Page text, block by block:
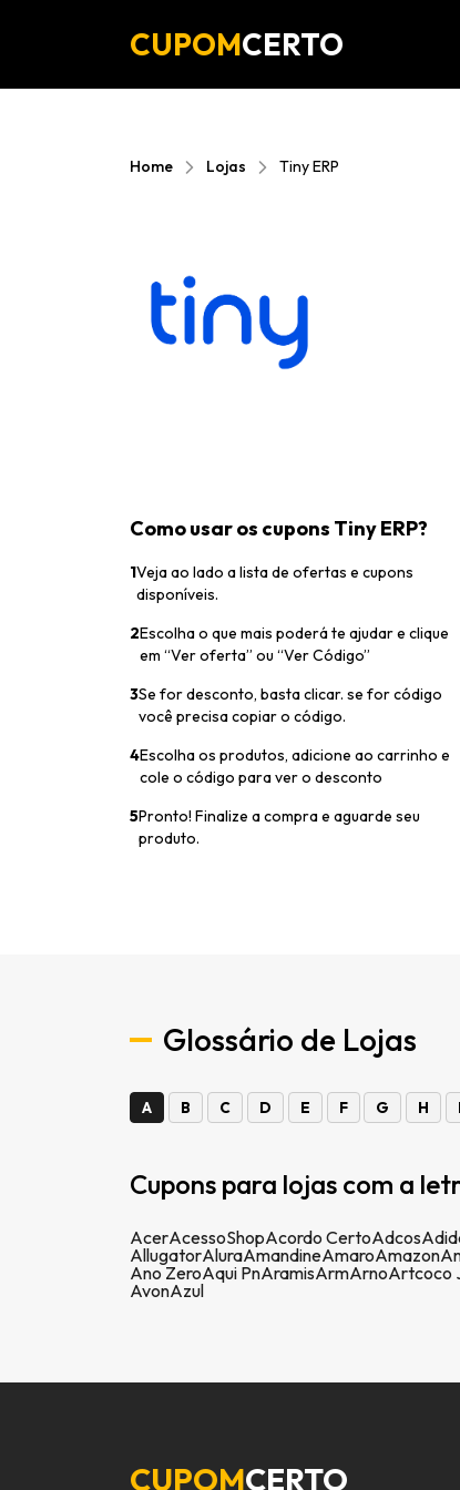
CUPOMCERTO
Home Lojas Tiny ERP
Como usar os cupons Tiny ERP?
1Veja ao lado a lista de ofertas e cupons
disponíveis.
2Escolha o que mais poderá te ajudar e clique
em “Ver oferta” ou “Ver Código”
3Se for desconto, basta clicar. se for código
você precisa copiar o código.
4Escolha os produtos, adicione ao carrinho e
cole o código para ver o desconto
5Pronto! Finalize a compra e aguarde seu
produto.
Glossário de Lojas
A B C D E F G H I
Cupons para lojas com a
AcerAcessoShopAcordo CertoAdcos
AllugatorAluraAmandineAmaroAmazon
Ano ZeroAqui PnAramisArmArnoArtcoco
AvonAzul
CUPOMCERTO